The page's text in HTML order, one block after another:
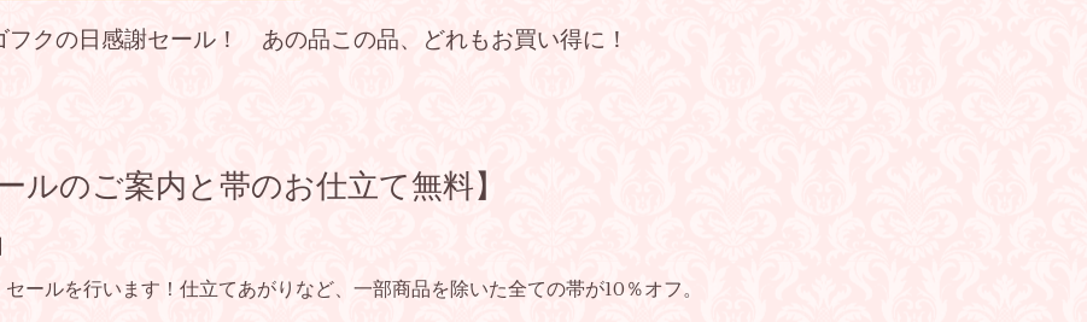
フクの日感謝セール！ あの品この品、どれもお買い得に！
ルのご案内と帯のお仕立て無料】
ールを行います！仕立てあがりなど、一部商品を除いた全ての帯が10％オフ。